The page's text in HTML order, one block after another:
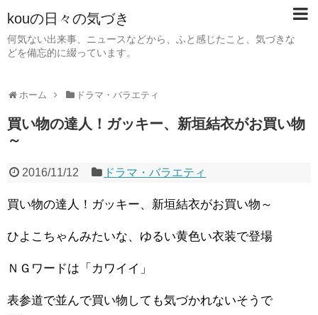
kouの日々の気づき
何気ない出来事、ニュースなどから、ふと感じたこと、気づきな
どを備忘的に綴っています。
ホーム ドラマ・バラエティ
買い物の達人！ガッキー、新垣結衣がお買い物
～
2016/11/12 ドラマ・バラエティ
買い物の達人！ガッキー、新垣結衣がお買い物～
ひよこちゃんみたいな、ゆるい黄色い衣装で登場
ＮＧワードは「カワイイ」
表参道で並んで買い物しても気づかれないそうで